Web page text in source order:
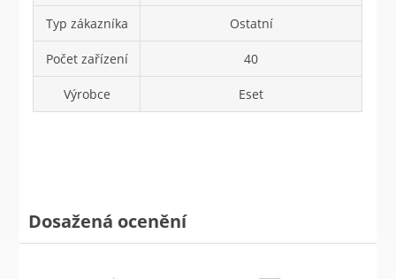
Typ zákazníka Ostatní
Počet zařízení 40
Výrobce Eset
Dosažená ocenění